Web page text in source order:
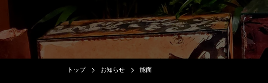
トップ お知らせ 能面